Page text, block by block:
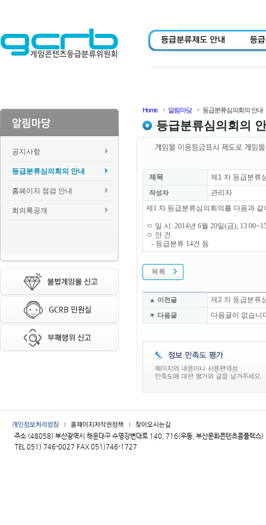
공지사항
등급분류심의회의 안내
홈페이지 점검 안내
회의록공개
Home 알림마당 등급분류심의회의 안내
등급분류심의회의
제목 제1 차 등급분류
작성자
관리자
제1 차 등급분류심의회의를 다음과
ㅇ 일 시: 2014년 6월 20일(금),
ㅇ 안 건
- 등급분류 14건 등
목록
▲ 이전글 제2 차 등급분류
▼ 다음글 다음글이 없습니